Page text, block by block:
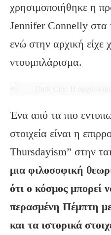
χρησιμοποιήθηκε η
Jennifer Connelly στα
ενώ στην αρχική είχε
ντουμπλάρισμα.
Ένα από τα πιο
στοιχεία είναι η
Thursdayism” στην
μια φιλοσοφική
ότι ο κόσμος μπορεί
περασμένη Πέμπτη με
και τα ιστορικά